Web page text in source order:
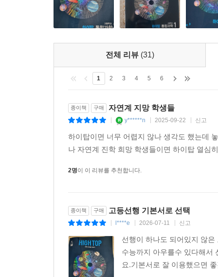
전체 리뷰 (31)
1 2 3 4 5 6
종이책 구매 자연계 지망 학생들
y******n 2025-09-22 신고
하이탑이면 너무 어렵지 않나 생각도 했는데
나 자연계 진학 희망 학생들이면 하이탑 열심
2명이 이 리뷰를 추천합니다.
종이책 구매 고등선행 기본서로 선택
l****e 2026-07-11 신고
선행이 하나도 되어있지 않
수능까지 아우를수 있다해서
요.기본서로 잘 이용했으면